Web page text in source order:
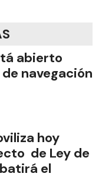
abierto
navegación
hoy
de Ley de
el